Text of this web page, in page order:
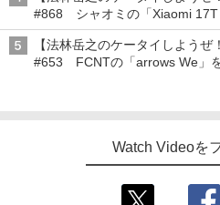
#868 シャオミの「Xiaomi 17T
【法林岳之のケータイしようぜ
#653 FCNTの「arrows We」
Watch Videoを